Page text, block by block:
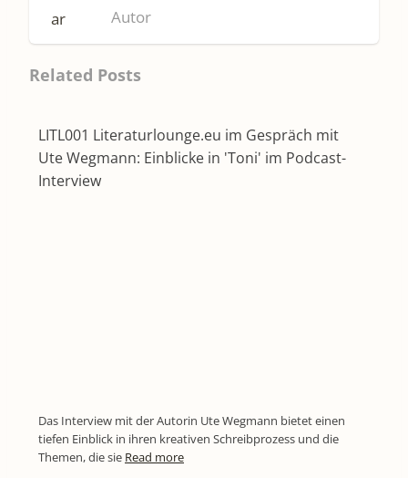
Autor
Related Posts
LITL001 Literaturlounge.eu im Gespräch mit
Ute Wegmann: Einblicke in 'Toni' im Podcast-
Interview
Das Interview mit der Autorin Ute Wegmann bietet einen
tiefen Einblick in ihren kreativen Schreibprozess und die
Themen, die sie Read more